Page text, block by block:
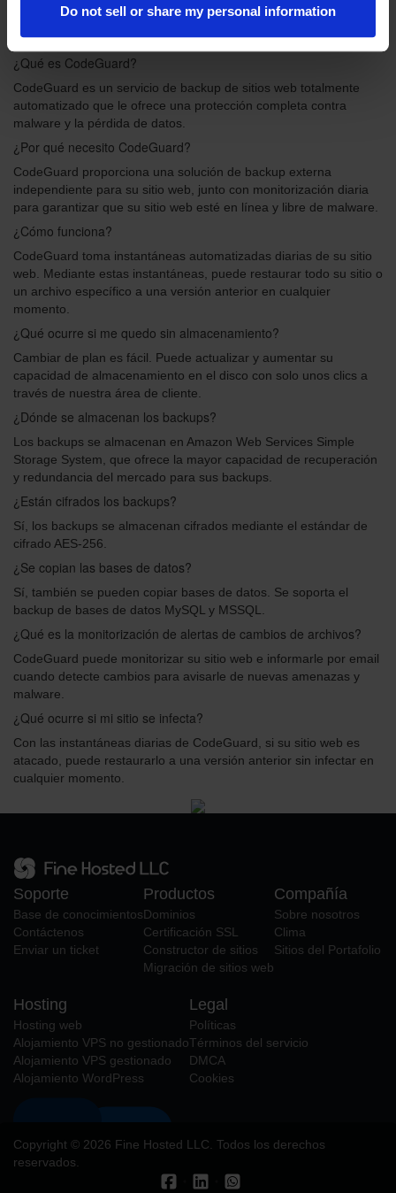
Do not sell or share my personal information
¿Qué es CodeGuard?
CodeGuard es un servicio de backup de sitios web totalmente
automatizado que le ofrece una protección completa contra
malware y la pérdida de datos.
¿Por qué necesito CodeGuard?
CodeGuard proporciona una solución de backup externa
independiente para su sitio web, junto con monitorización diaria
para garantizar que su sitio web esté en línea y libre de malware.
¿Cómo funciona?
CodeGuard toma instantáneas automatizadas diarias de su sitio
web. Mediante estas instantáneas, puede restaurar todo su sitio o
un archivo específico a una versión anterior en cualquier
momento.
¿Qué ocurre si me quedo sin almacenamiento?
Cambiar de plan es fácil. Puede actualizar y aumentar su
capacidad de almacenamiento en el disco con solo unos clics a
través de nuestra área de cliente.
¿Dónde se almacenan los backups?
Los backups se almacenan en Amazon Web Services Simple
Storage System, que ofrece la mayor capacidad de recuperación
y redundancia del mercado para sus backups.
¿Están cifrados los backups?
Sí, los backups se almacenan cifrados mediante el estándar de
cifrado AES-256.
¿Se copian las bases de datos?
Sí, también se pueden copiar bases de datos. Se soporta el
backup de bases de datos MySQL y MSSQL.
¿Qué es la monitorización de alertas de cambios de archivos?
CodeGuard puede monitorizar su sitio web e informarle por email
cuando detecte cambios para avisarle de nuevas amenazas y
malware.
¿Qué ocurre si mi sitio se infecta?
Con las instantáneas diarias de CodeGuard, si su sitio web es
atacado, puede restaurarlo a una versión anterior sin infectar en
cualquier momento.
Soporte
Base de conocimientos
Contáctenos
Enviar un ticket
Productos
Dominios
Certificación SSL
Constructor de sitios
Migración de sitios web
Compañía
Sobre nosotros
Clima
Sitios del Portafolio
Hosting
Hosting web
Alojamiento VPS no gestionado
Alojamiento VPS gestionado
Alojamiento WordPress
Legal
Políticas
Términos del servicio
DMCA
Cookies
Copyright © 2026 Fine Hosted LLC. Todos los derechos
reservados.